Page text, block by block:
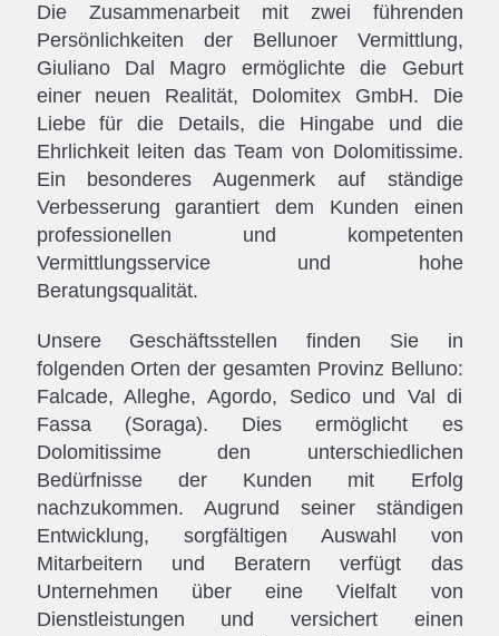
Die Zusammenarbeit mit zwei führenden
Persönlichkeiten der Bellunoer Vermittlung,
Giuliano Dal Magro ermöglichte die Geburt
einer neuen Realität, Dolomitex GmbH. Die
Liebe für die Details, die Hingabe und die
Ehrlichkeit leiten das Team von Dolomitissime.
Ein besonderes Augenmerk auf ständige
Verbesserung garantiert dem Kunden einen
professionellen und kompetenten
Vermittlungsservice und hohe
Beratungsqualität.
Unsere Geschäftsstellen finden Sie in
folgenden Orten der gesamten Provinz Belluno:
Falcade, Alleghe, Agordo, Sedico und Val di
Fassa (Soraga). Dies ermöglicht es
Dolomitissime den unterschiedlichen
Bedürfnisse der Kunden mit Erfolg
nachzukommen. Augrund seiner ständigen
Entwicklung, sorgfältigen Auswahl von
Mitarbeitern und Beratern verfügt das
Unternehmen über eine Vielfalt von
Dienstleistungen und versichert einen